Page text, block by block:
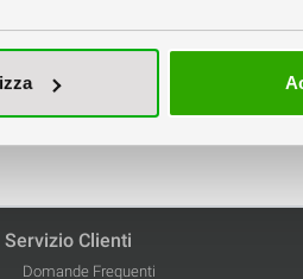
Servizio Clienti
Domande Frequenti